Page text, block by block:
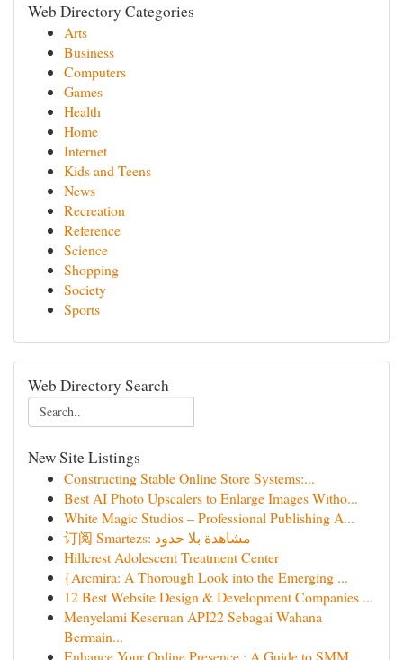
Web Directory Categories
Arts
Business
Computers
Games
Health
Home
Internet
Kids and Teens
News
Recreation
Reference
Science
Shopping
Society
Sports
Web Directory Search
New Site Listings
Constructing Stable Online Store Systems:...
Best AI Photo Upscalers to Enlarge Images Witho...
White Magic Studios – Professional Publishing A...
订阅 Smartezs: مشاهدة بلا حدود
Hillcrest Adolescent Treatment Center
{Arcmira: A Thorough Look into the Emerging ...
12 Best Website Design & Development Companies ...
Menyelami Keseruan API22 Sebagai Wahana
Bermain...
Enhance Your Online Presence : A Guide to SMM ...